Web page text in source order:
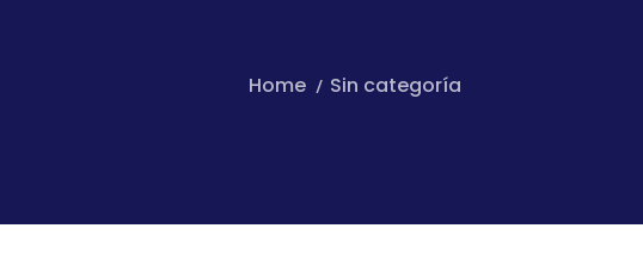
Home Sin categoría